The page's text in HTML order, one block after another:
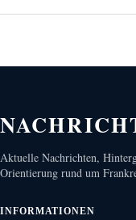
Aktuelle Nachrichten,
Orientierung rund um
INFORMATIONEN